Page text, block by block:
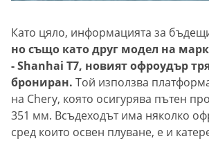
Като цяло, информацията за
но също като друг модел на
- Shanhai T7, новият офроудър
брониран. Той използва
на Chery, която осигурява пътен
351 мм. Всъдеходът има няколко
сред които освен плуване, е и